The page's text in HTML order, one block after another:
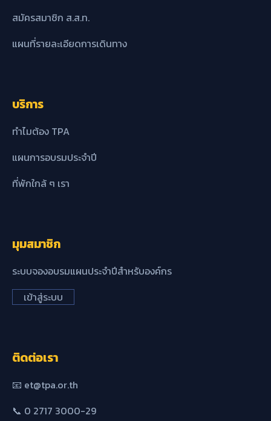
สมัครสมาชิก ส.ส.ท.
แผนที่รายละเอียดการเดินทาง
บริการ
ทำไมต้อง TPA
แผนการอบรมประจำปี
ที่พักใกล้ ๆ เรา
มุมสมาชิก
ระบบจองอบรมแผนประจำปีสำหรับองค์กร
เข้าสู่ระบบ
ติดต่อเรา
📧 et@tpa.or.th
📞 0 2717 3000-29